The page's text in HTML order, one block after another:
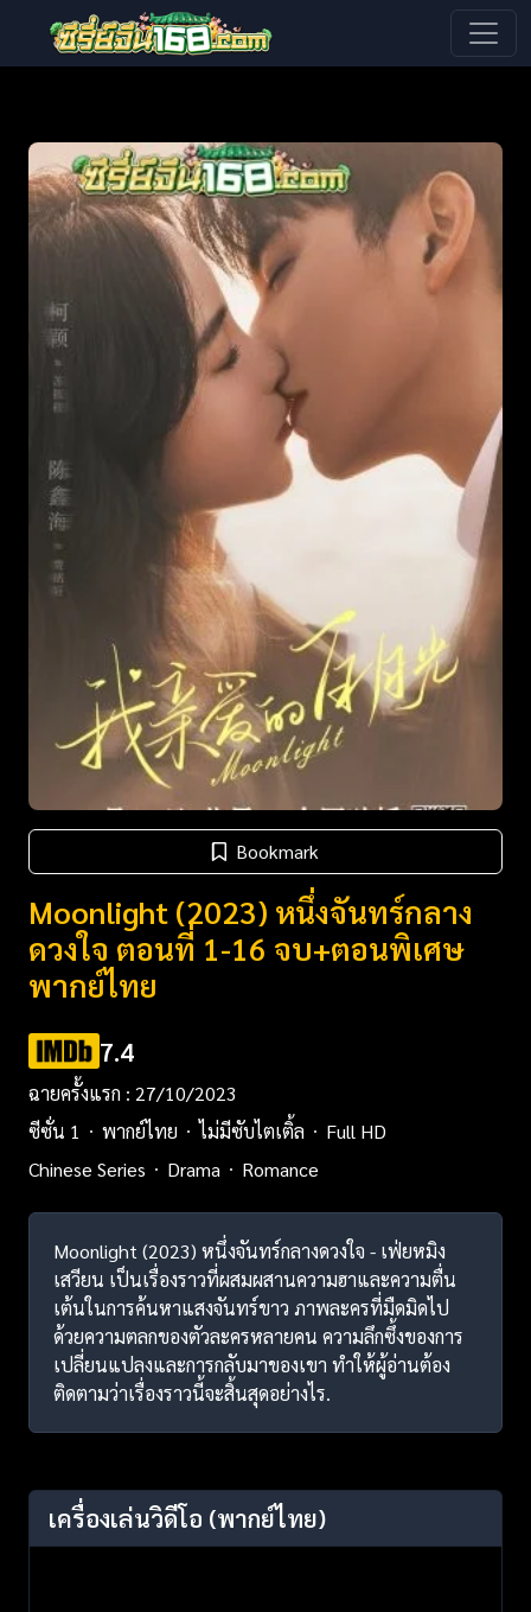
Bookmark
Moonlight (2023) หนึ่งจันทร์กลาง
ดวงใจ ตอนที่ 1-16 จบ+ตอนพิเศษ
พากย์ไทย
7.4
ฉายครั้งแรก : 27/10/2023
ซีซั่น 1
พากย์ไทย ไม่มีซับไตเติ้ล
Full HD
Chinese Series
Drama Romance
Moonlight (2023) หนึ่งจันทร์กลางดวงใจ - เฟ่ยหมิง
เสวียน เป็นเรื่องราวที่ผสมผสานความฮาและความตื่น
เต้นในการค้นหาแสงจันทร์ขาว ภาพละครที่มืดมิดไป
ด้วยความตลกของตัวละครหลายคน ความลึกซึ้งของการ
เปลี่ยนแปลงและการกลับมาของเขา ทำให้ผู้อ่านต้อง
ติดตามว่าเรื่องราวนี้จะสิ้นสุดอย่างไร.
เครื่องเล่นวิดีโอ (พากย์ไทย)